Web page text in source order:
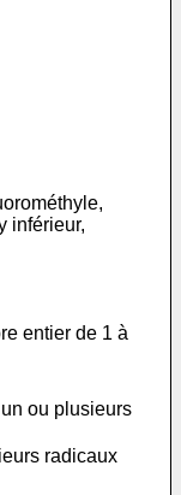
inférieur,
entier de 1 à
ou plusieurs
radicaux